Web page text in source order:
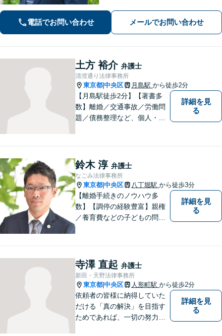
士：法的に難しい問題でも尽力」【初
回相談60分無料】【弁護士直通電話相
電話でお問い合わせ メールでお問い合わせ
土方 裕介 弁護士
清澄通り法律事務所
東京都 中央区 月島駅 から徒歩2分
【月島駅徒歩2分】【著書多
数】離婚／交通事故／労働問
題／債務整理など、個人・法
「リーズナブルな費用で高品
質な法的サービス」を目指し
ます。
詳細を見
る
鈴木 淳 弁護士
なごみ法律事務所
東京都 中央区 八丁堀駅 から徒歩3分
【離婚手続きのノウハウ多
数】【調停の経験豊富】親権
／養育費などの子どもの問題
に真摯に向き合い最後までサ
ポート。性別・年齢問わず、
お気軽にご相談ください【八
丁堀駅徒歩2分】
詳細を見
る
寺澤 直起 弁護士
新田・天野法律事務所
東京都 中央区 人形町駅 から徒歩2分
依頼者の皆様に納得していた
だける「真の解決」を目指す
ためであれば、一切の努力を
詳細を見
る